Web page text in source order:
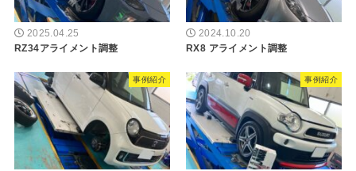
2025.04.25
RZ34アライメント調整
2024.10.20
RX8 アライメント調整
事例紹介 事例紹介